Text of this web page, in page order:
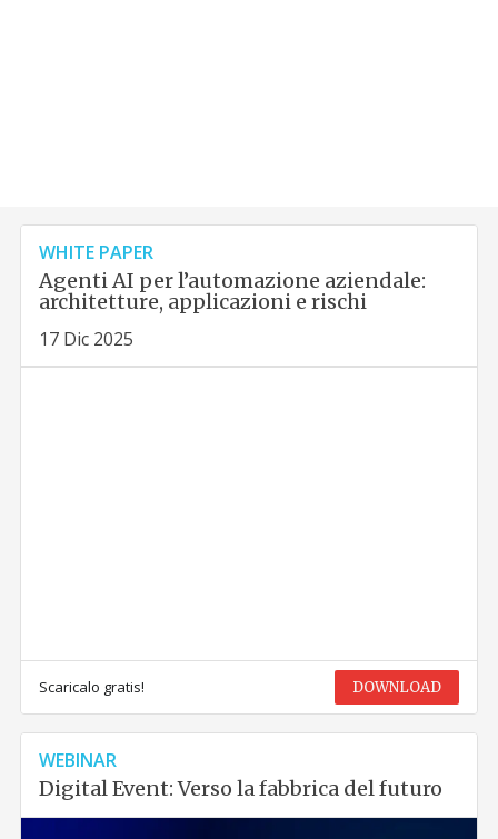
WHITE PAPER
Agenti AI per l’automazione aziendale:
architetture, applicazioni e rischi
17 Dic 2025
Scaricalo gratis! DOWNLOAD
WEBINAR
Digital Event: Verso la fabbrica del futuro